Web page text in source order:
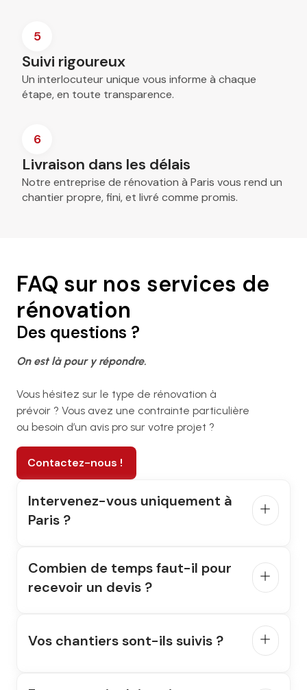
5
Suivi rigoureux
Un interlocuteur unique vous informe à chaque
étape, en toute transparence.
6
Livraison dans les délais
Notre entreprise de rénovation à Paris vous rend un
chantier propre, fini, et livré comme promis.
FAQ sur nos services de
rénovation
Des questions ?
On est là pour y répondre.
Vous hésitez sur le type de rénovation à
prévoir ? Vous avez une contrainte particulière
ou besoin d’un avis pro sur votre projet ?
Contactez-nous !
Intervenez-vous uniquement à
Paris ?
nature du projet.
Combien de temps faut-il pour
recevoir un devis ?
gratuite.
Vos chantiers sont-ils suivis ?
de travaux dédié. Vous avez un seul interlocuteur